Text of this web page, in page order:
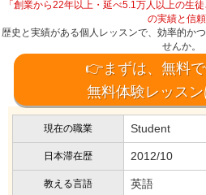
「創業から22年以上・延べ5.1万人以上の生
の実績と信頼
歴史と実績がある個人レッスンで、効率的か
せんか。
👉まずは、無料
無料体験レッス
現在の職業 Student
日本滞在歴 2012/10
教える言語 英語